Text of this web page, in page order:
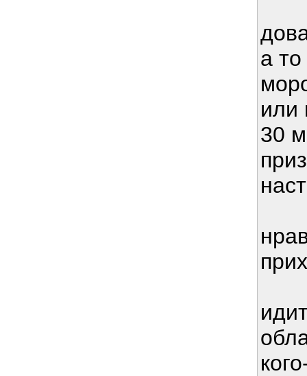
а
или
30